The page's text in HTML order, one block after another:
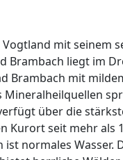
mit
Brambach liegt im
Brambach mit
Mineralheilquellen
über die
Kurort seit mehr als
normales Wasser.